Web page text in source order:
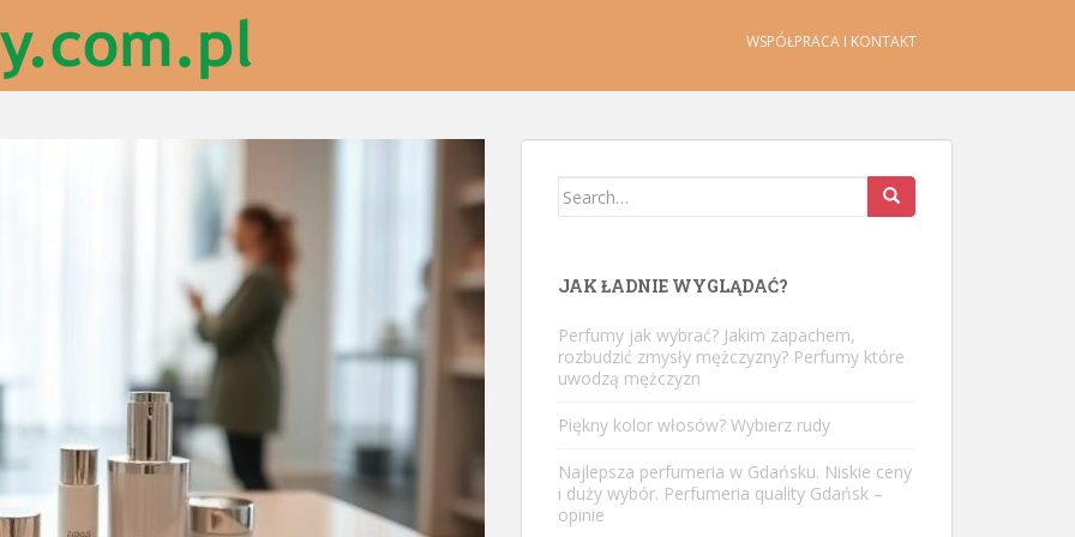
WSPÓŁPRACA I KONTAKT
Search
JAK ŁADNIE WYGLĄDAĆ?
Perfumy jak wybrać? Jakim zapachem,
rozbudzić zmysły mężczyzny? Perfumy które
uwodzą mężczyzn
Piękny kolor włosów? Wybierz rudy
Najlepsza perfumeria w Gdańsku. Niskie ceny
i duży wybór. Perfumeria quality Gdańsk –
opinie